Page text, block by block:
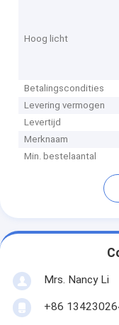
Hoog licht
Betalingscondities
Levering vermogen
Levertijd
Merknaam
Min. bestelaantal
Mrs. Nancy Li
+86